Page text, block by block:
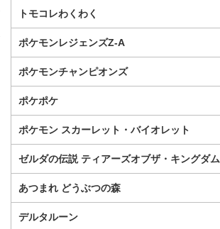
トモコレわくわく
ポケモンレジェンズZ-A
ポケモンチャンピオンズ
ポケポケ
ポケモン スカーレット・バイオレット
ゼルダの伝説 ティアーズオブザ・キングダム
あつまれ どうぶつの森
デルタルーン